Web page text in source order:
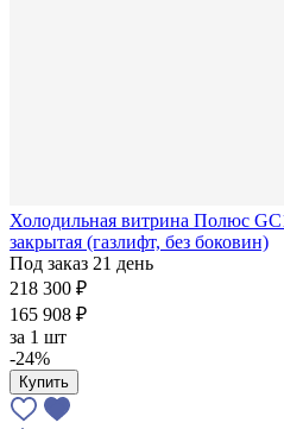
Холодильная витрина Полюс
закрытая (газлифт, без боковин)
Под заказ 21 день
218 300 ₽
165 908 ₽
за 1 шт
-24%
Купить